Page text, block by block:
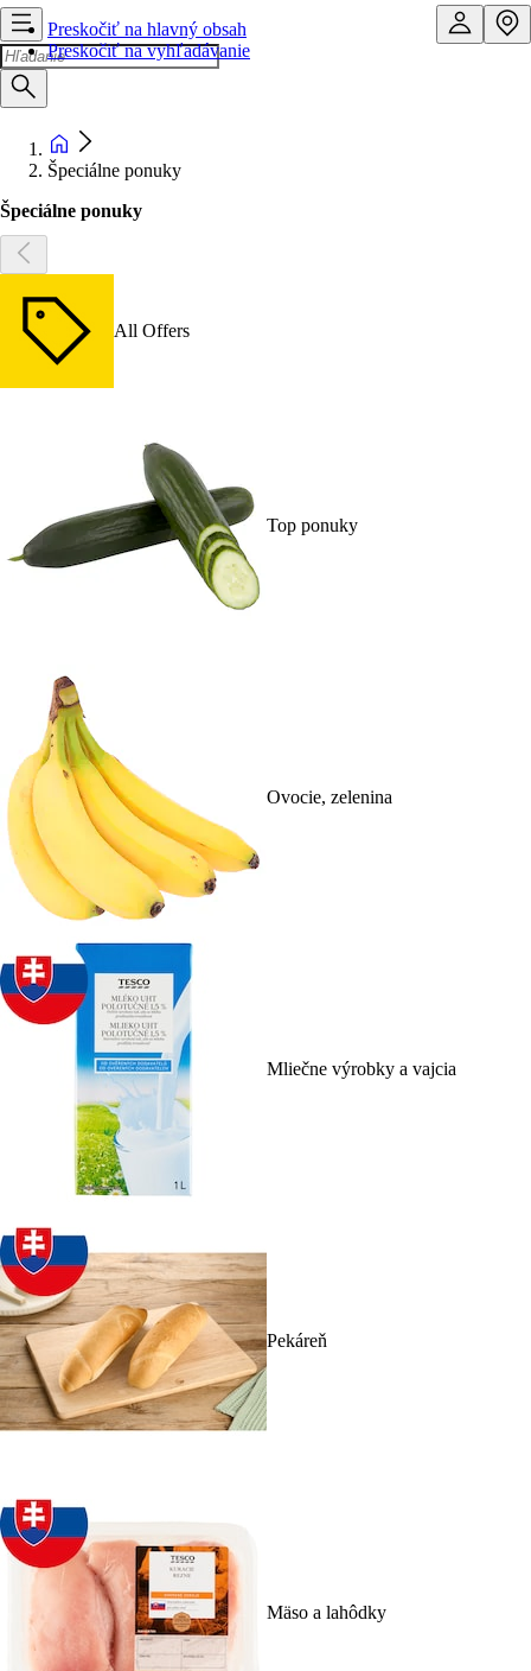
Preskočiť na hlavný obsah
Preskočiť na vyhľadávanie
Špeciálne ponuky
Špeciálne ponuky
All Offers
Top ponuky
Ovocie, zelenina
Mliečne výrobky a vajcia
Pekáreň
Mäso a lahôdky